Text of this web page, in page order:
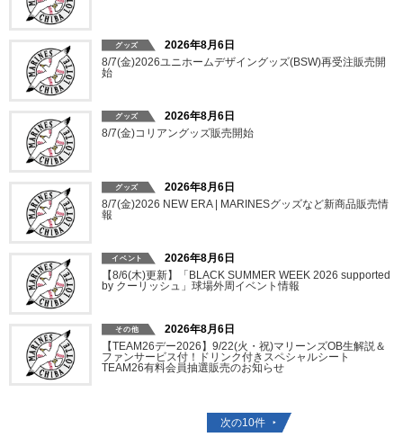
2026年8月6日
8/7(金)2026ユニホームデザイングッズ(BSW)再受注販売開
始
2026年8月6日
8/7(金)コリアングッズ販売開始
2026年8月6日
8/7(金)2026 NEW ERA | MARINESグッズなど新商品販売情
報
2026年8月6日
【8/6(木)更新】「BLACK SUMMER WEEK 2026 supported
by クーリッシュ」球場外周イベント情報
2026年8月6日
【TEAM26デー2026】9/22(火・祝)マリーンズOB生解説＆
ファンサービス付！ドリンク付きスペシャルシート
TEAM26有料会員抽選販売のお知らせ
次の10件